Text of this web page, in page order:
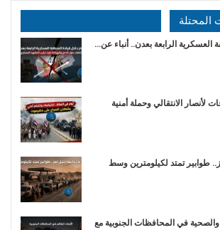
المحتلة
العسكرية الرابعة بعدن.. أنباء عن…
لأنصار الانتقالي وحملة أمنية
طوابير تمتد لكيلومترين وسط
والصحية في المحافظات الجنوبية مع